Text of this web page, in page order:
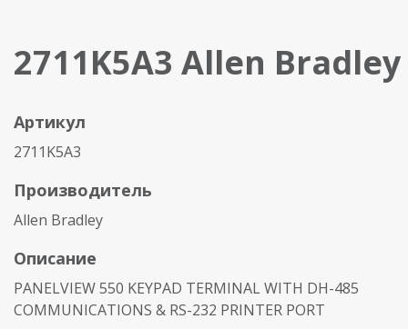
2711K5A3 Allen Bradley
Артикул
2711K5A3
Производитель
Allen Bradley
Описание
PANELVIEW 550 KEYPAD TERMINAL WITH DH-485
COMMUNICATIONS & RS-232 PRINTER PORT